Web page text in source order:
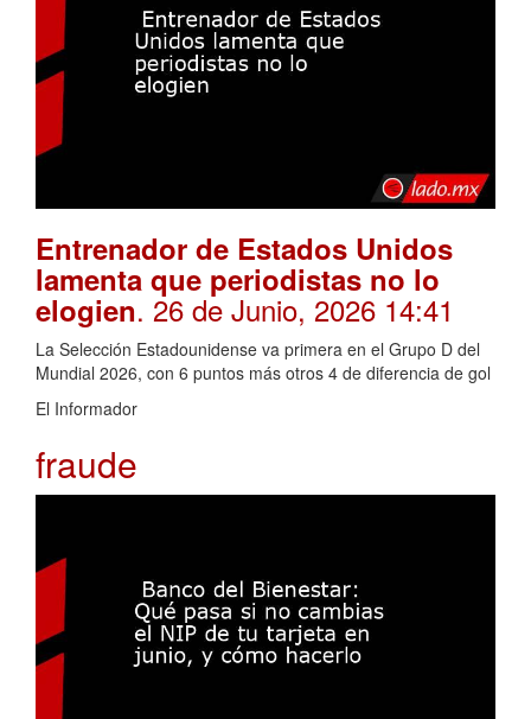
Entrenador de Estados Unidos
lamenta que periodistas no lo
elogien. 26 de Junio, 2026 14:41
La Selección Estadounidense va primera en el Grupo D del
Mundial 2026, con 6 puntos más otros 4 de diferencia de gol
El Informador
fraude